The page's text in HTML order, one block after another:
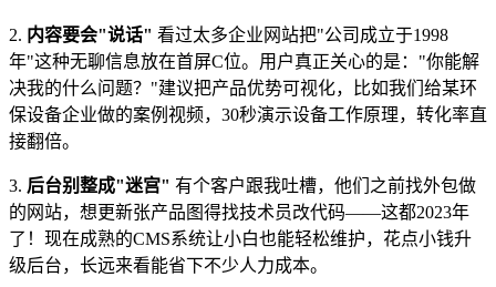
2. 内容要会"说话" 看过太多企业网站把"公司成立于1998
年"这种无聊信息放在首屏C位。用户真正关心的是："你能解
决我的什么问题？"建议把产品优势可视化，比如我们给某环
保设备企业做的案例视频，30秒演示设备工作原理，转化率直
接翻倍。
3. 后台别整成"迷宫" 有个客户跟我吐槽，他们之前找外包做
的网站，想更新张产品图得找技术员改代码——这都2023年
了！现在成熟的CMS系统让小白也能轻松维护，花点小钱升
级后台，长远来看能省下不少人力成本。